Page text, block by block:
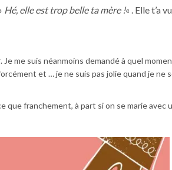
Hé, elle est trop belle ta mère !« . Elle t’a
Je me suis néanmoins demandé à quel
et … je ne suis pas jolie quand je ne
que franchement, à part si on se marie avec